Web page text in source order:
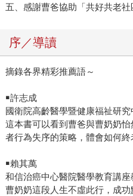
五、感謝曹爸協助「共好共老
序／導讀
摘錄各界精彩推薦語～
￭許志成
國衛院高齡醫學暨健康福祉研
這本書可以看到曹爸與曹奶奶
者行為失序的策略，體會如何終
￭賴其萬
和信治癌中心醫院醫學教育講座
曹奶奶這段人生不虛此行，成